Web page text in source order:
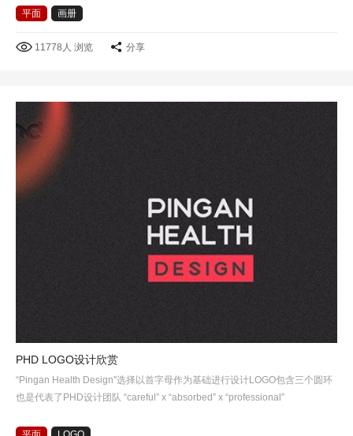
平面
画册
11778人 浏览 分享
PHD LOGO设计欣赏
“Pingan Health Design"选择以首字母作为基础进行设计LOGO包含三个圆环
也是代表了PHD设计团队 “careful” x “absorbed” x “professional”